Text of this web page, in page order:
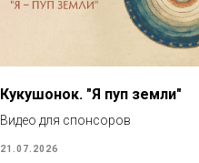
Кукушонок. "Я пуп земли"
Видео для спонсоров
21.07.2026